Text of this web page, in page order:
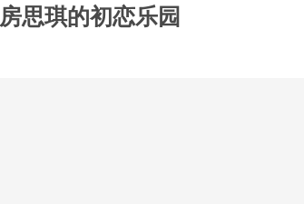
房思琪的初恋乐园